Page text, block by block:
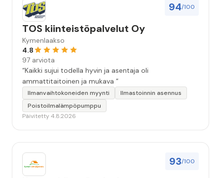
94/100
TOS kiinteistöpalvelut Oy
Kymenlaakso
4.8
97 arviota
“Kaikki sujui todella hyvin ja asentaja oli
ammattitaitoinen ja mukava ”
Ilmanvaihtokoneiden myynti
Ilmastoinnin asennus
Poistoilmalämpöpumppu
Päivitetty 4.8.2026
93/100